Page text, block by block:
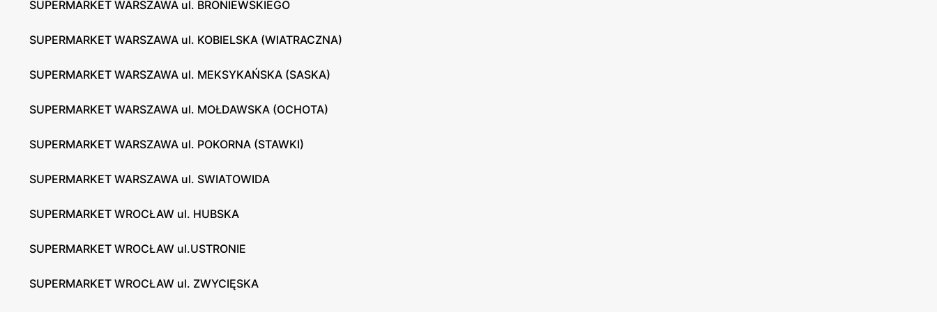
SUPERMARKET WARSZAWA ul. BRONIEWSKIEGO
SUPERMARKET WARSZAWA ul. KOBIELSKA (WIATRACZNA)
SUPERMARKET WARSZAWA ul. MEKSYKAŃSKA (SASKA)
SUPERMARKET WARSZAWA ul. MOŁDAWSKA (OCHOTA)
SUPERMARKET WARSZAWA ul. POKORNA (STAWKI)
SUPERMARKET WARSZAWA ul. SWIATOWIDA
SUPERMARKET WROCŁAW ul. HUBSKA
SUPERMARKET WROCŁAW ul.USTRONIE
SUPERMARKET WROCŁAW ul. ZWYCIĘSKA